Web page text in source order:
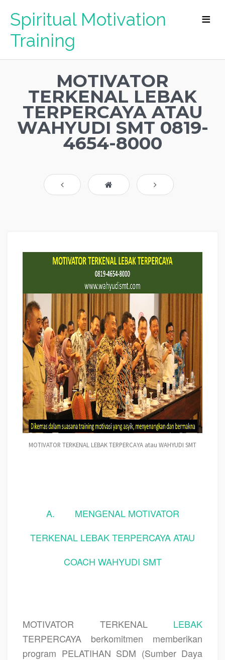
Spiritual Motivation
Training
MOTIVATOR
TERKENAL LEBAK
TERPERCAYA ATAU
WAHYUDI SMT 0819-
4654-8000
MOTIVATOR TERKENAL LEBAK TERPERCAYA atau WAHYUDI SMT
A.
MENGENAL MOTIVATOR
TERKENAL LEBAK TERPERCAYA ATAU
COACH WAHYUDI SMT
MOTIVATOR TERKENAL LEBAK
TERPERCAYA berkomitmen memberikan
program PELATIHAN SDM (Sumber Daya